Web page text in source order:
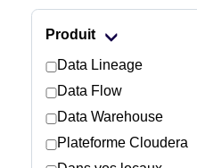
Télécommunications
Technologie
Secteur public
Santé
Produit
Data Lineage
Data Flow
Data Warehouse
Plateforme Cloudera